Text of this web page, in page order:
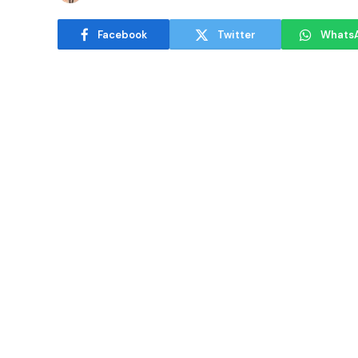
Facebook Twitter